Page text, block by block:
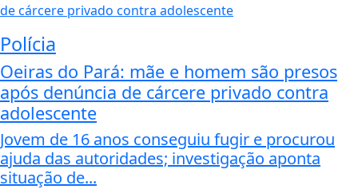
Polícia
Oeiras do Pará: mãe e homem são presos
após denúncia de cárcere privado contra
adolescente
Jovem de 16 anos conseguiu fugir e procurou
ajuda das autoridades; investigação aponta
situação de...